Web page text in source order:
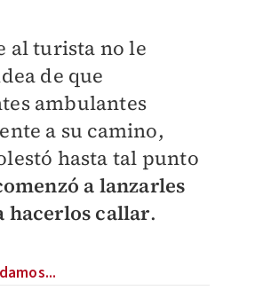
al turista no le
de que
ambulantes
a su camino,
hasta tal punto
a lanzarles
hacerlos callar.